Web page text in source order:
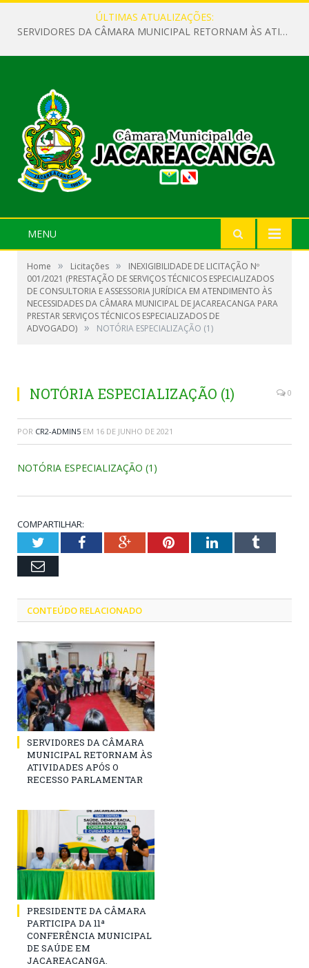
ÚLTIMAS ATUALIZAÇÕES:
SERVIDORES DA CÂMARA MUNICIPAL RETORNAM ÀS ATIVIDADES APÓS O RECESSO PARLAMENTAR
MENU
Home » Licitações »
INEXIGIBILIDADE DE LICITAÇÃO Nº
001/2021 (PRESTAÇÃO DE SERVIÇOS TÉCNICOS ESPECIALIZADOS
DE CONSULTORIA E ASSESSORIA JURÍDICA EM ATENDIMENTO ÀS
NECESSIDADES DA CÂMARA MUNICIPAL DE JACAREACANGA PARA
PRESTAR SERVIÇOS TÉCNICOS ESPECIALIZADOS DE
ADVOGADO) » NOTÓRIA ESPECIALIZAÇÃO (1)
NOTÓRIA ESPECIALIZAÇÃO (1) 0
POR CR2-ADMIN5 EM 16 DE JUNHO DE 2021
NOTÓRIA ESPECIALIZAÇÃO (1)
COMPARTILHAR:
TwitterFacebookGoogle+PinterestLinkedInTumblr
Email
CONTEÚDO RELACIONADO
SERVIDORES DA CÂMARA
MUNICIPAL RETORNAM ÀS
ATIVIDADES APÓS O
RECESSO PARLAMENTAR
PRESIDENTE DA CÂMARA
PARTICIPA DA 11ª
CONFERÊNCIA MUNICIPAL
DE SAÚDE EM
JACAREACANGA.